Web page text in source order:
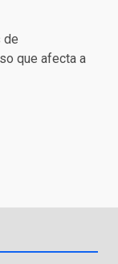
de
que afecta a